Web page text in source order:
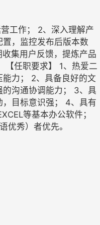
工作； 2、深入理解产
，监控发布后版本数
集用户反馈，提炼产品
【任职要求】 1、热爱二
力； 2、具备良好的文
沟通协调能力； 3、具
目标意识强； 4、具有
等基本办公软件；
优秀）者优先。